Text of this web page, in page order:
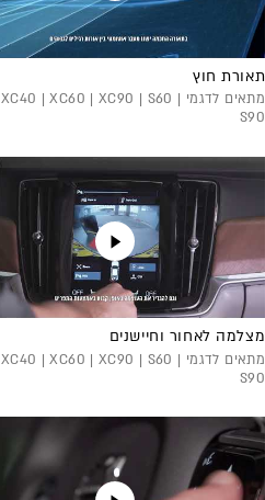
תאורת חוץ
מתאים לדגמי XC40 | XC60 | XC90 | S60 |
S90
מצלמה לאחור וחיישנים
מתאים לדגמי XC40 | XC60 | XC90 | S60 |
S90